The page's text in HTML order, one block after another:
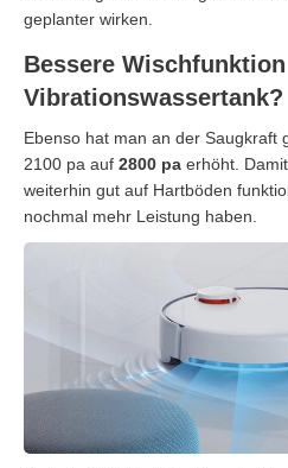
geplanter wirken.
Bessere
Vibrationswassertank?
Ebenso hat man an der Saugkraft
2100 pa auf 2800 pa erhöht.
weiterhin gut auf Hartböden
nochmal mehr Leistung haben.